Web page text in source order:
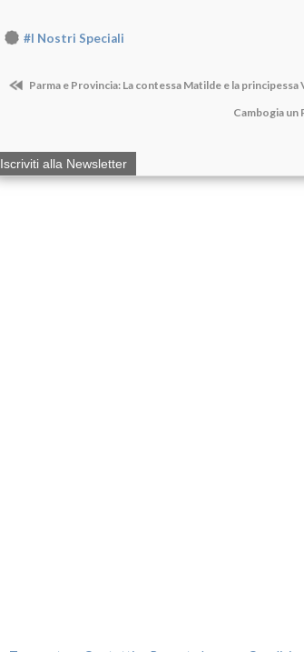
#I Nostri Speciali
Parma e Provincia: La contessa Matilde e la
Cambogia un
Iscriviti alla Newsletter